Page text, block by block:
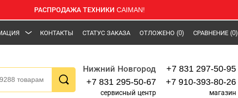
РАСПРОДАЖА ТЕХНИКИ CAIMAN!
КОНТАКТЫ СТАТУС ЗАКАЗА ОТЛОЖЕНО (0) СРАВНЕНИЕ (0)
Нижний Новгород
+7 831 295-50-67
сервисный центр
+7 831 297-50-95
+7 910-393-80-26
магазин